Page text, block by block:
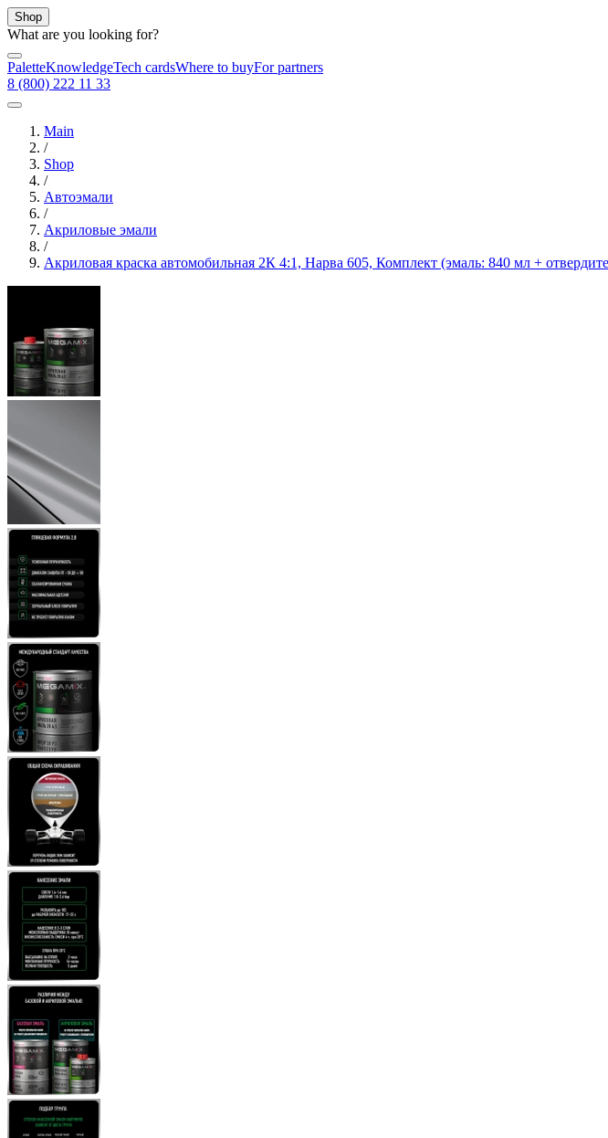
Shop
What are you looking for?
PaletteKnowledgeTech cardsWhere to buyFor partners
8 (800) 222 11 33
Main
/
Shop
/
Автоэмали
/
Акриловые эмали
/
Акриловая краска автомобильная 2К 4:1, Нарва 605, Комплект (эмаль: 840 мл +